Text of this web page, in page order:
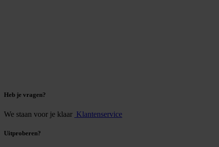
Heb je vragen?
We staan voor je klaar Klantenservice
Uitproberen?